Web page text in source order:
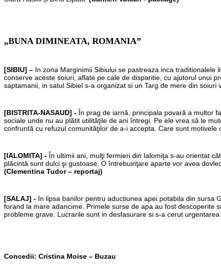
„BUNA DIMINEATA, ROMANIA”
[SIBIU] – In zona Marginimii Sibiului se pastreaza inca
conserve aceste soiuri, aflate pe cale de disparitie, cu ajutorul unui
saptamanii, in satul Sibiel s-a organizat si un Targ de mere din soiuri
[BISTRITA-NASAUD] - În prag de iarnă, principala povară a multor
sociale unde nu au plătit utilităţile de ani întregi. Pe ele vrea să le
confruntă cu refuzul comunităţilor de a-i accepta. Care sunt
[IALOMITA] - În ultimii ani, mulţi fermieri din Ialomiţa s-au orientat
plăcintă sunt dulci şi gustoase. O întrebuinţare aparte vor avea
(Clementina Tudor – reportaj)
[SALAJ] - In lipsa banilor pentru aductiunea apei potabila din sursa
forand la mare adancime. Primele surse de apa au fost descoperite
probleme grave. Lucrarile sunt in desfasurare si s-a cerut
Concedii: Cristina Moise – Buzau